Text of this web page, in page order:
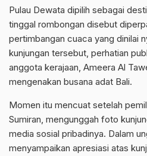
Pulau Dewata dipilih sebagai
tinggal rombongan disebut
pertimbangan cuaca yang dinilai
kunjungan tersebut, perhatian
anggota kerajaan, Ameera Al
mengenakan busana adat Bali.
Momen itu mencuat setelah
Sumiran, mengunggah foto
media sosial pribadinya. Dalam
menyampaikan apresiasi atas